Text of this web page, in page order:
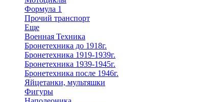
Формула 1
Прочий транспорт
Еще
Военная Техника
Бронетехника до 1918г.
Бронетехника 1919-1939г.
Бронетехника 1939-1945г.
Бронетехника после 1946г.
Яйцетанки, мультяшки
Фигуры